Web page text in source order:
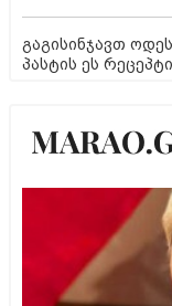
გაგისინჯავთ
პასტის ეს